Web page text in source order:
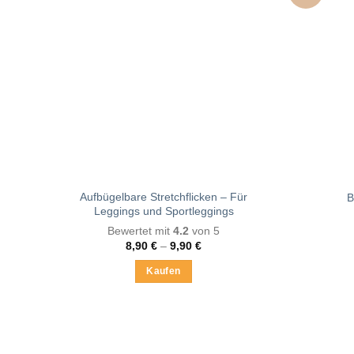
Aufbügelbare Stretchflicken – Für
Leggings und Sportleggings
Bewertet mit 4.2 von 5
8,90 € – 9,90 €Preisspanne:
Kaufen